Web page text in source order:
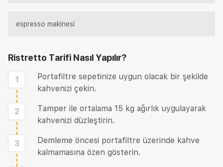
espresso makinesi
Ristretto Tarifi Nasıl Yapılır?
1
Portafiltre sepetinize uygun olacak bir şekilde
kahvenizi çekin.
2
Tamper ile ortalama 15 kg ağırlık uygulayarak
kahvenizi düzleştirin.
3
Demleme öncesi portafiltre üzerinde kahve
kalmamasına özen gösterin.